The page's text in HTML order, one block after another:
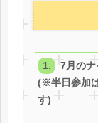
7月の
(※半日参加
す)